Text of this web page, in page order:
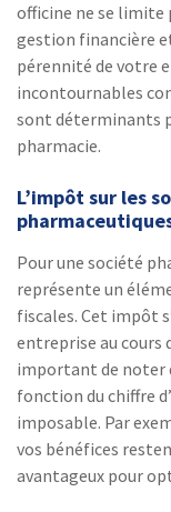
officine ne se limite
gestion financière
pérennité de votre
incontournables
sont déterminants
pharmacie.
L’impôt sur les
Pour une société
représente un
fiscales. Cet impôt
entreprise au cours
important de noter
fonction du chiffre
imposable. Par
vos bénéfices
avantageux pour